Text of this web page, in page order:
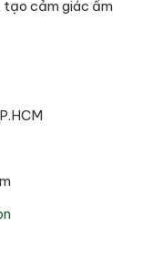
cảm giác ấm